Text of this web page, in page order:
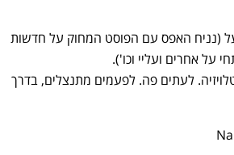
בה חבורת ערוץ 14 מפזרת פה רעל (נניח האפס עם הפוסט המחוק על חדשות
על אחרים ועליי וכו').
לעתים פה. לפעמים מתנצלים, בדרך